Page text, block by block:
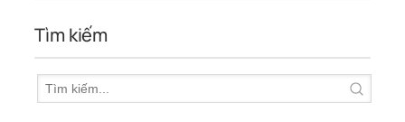
Tìm kiếm